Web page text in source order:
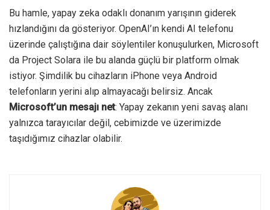
Bu hamle, yapay zeka odaklı donanım yarışının giderek
hızlandığını da gösteriyor. OpenAI’ın kendi AI telefonu
üzerinde çalıştığına dair söylentiler konuşulurken, Microsoft
da Project Solara ile bu alanda güçlü bir platform olmak
istiyor. Şimdilik bu cihazların iPhone veya Android
telefonların yerini alıp almayacağı belirsiz. Ancak
Microsoft’un mesajı net: Yapay zekanın yeni savaş alanı
yalnızca tarayıcılar değil, cebimizde ve üzerimizde
taşıdığımız cihazlar olabilir.